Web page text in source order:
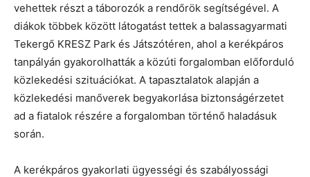
vehettek részt a táborozók a rendőrök segítségével. A
diákok többek között látogatást tettek a balassagyarmati
Tekergő KRESZ Park és Játszótéren, ahol a kerékpáros
tanpályán gyakorolhatták a közúti forgalomban előforduló
közlekedési szituációkat. A tapasztalatok alapján a
közlekedési manőverek begyakorlása biztonságérzetet
ad a fiatalok részére a forgalomban történő haladásuk
során.
A kerékpáros gyakorlati ügyességi és szabályossági